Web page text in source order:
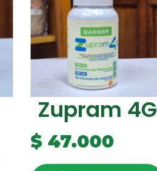
Zupram 4G
$ 47.000